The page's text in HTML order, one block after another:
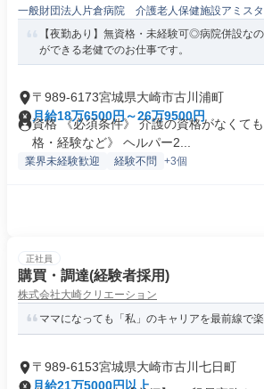
一般財団法人片倉病院 介護老人保健施設アミスタ
【夜勤あり】無資格・未経験可◎病院併設な
ができる老健でのお仕事です。
〒989-6173宮城県大崎市古川浦町
月給18万6500円～26万9500円
資格 《必須条件》 介護の資格がなくて
格・経験など》 ヘルパー2...
業界未経験歓迎 経験不問 +3個
正社員
購買・調達(経験者採用)
株式会社大崎クリエーション
ママになっても「私」のキャリアを最前線で楽
〒989-6153宮城県大崎市古川七日町
月給21万5000円以上